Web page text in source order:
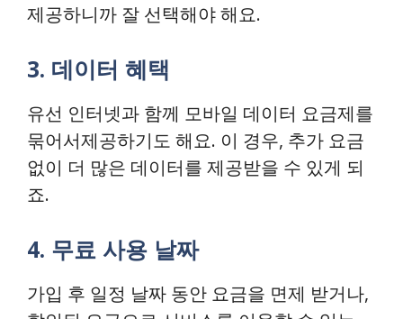
제공하니까 잘 선택해야 해요.
3. 데이터 혜택
유선 인터넷과 함께 모바일 데이터 요금제를
묶어서제공하기도 해요. 이 경우, 추가 요금
없이 더 많은 데이터를 제공받을 수 있게 되
죠.
4. 무료 사용 날짜
가입 후 일정 날짜 동안 요금을 면제 받거나,